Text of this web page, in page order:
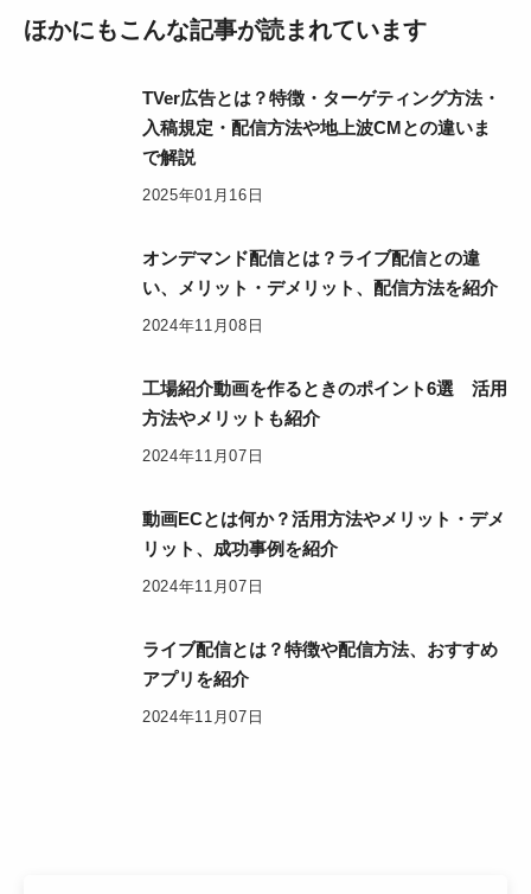
ほかにもこんな記事が読まれています
TVer広告とは？特徴・ターゲティング方法・
入稿規定・配信方法や地上波CMとの違いま
で解説
2025年01月16日
オンデマンド配信とは？ライブ配信との違
い、メリット・デメリット、配信方法を紹介
2024年11月08日
工場紹介動画を作るときのポイント6選 活用
方法やメリットも紹介
2024年11月07日
動画ECとは何か？活用方法やメリット・デメ
リット、成功事例を紹介
2024年11月07日
ライブ配信とは？特徴や配信方法、おすすめ
アプリを紹介
2024年11月07日